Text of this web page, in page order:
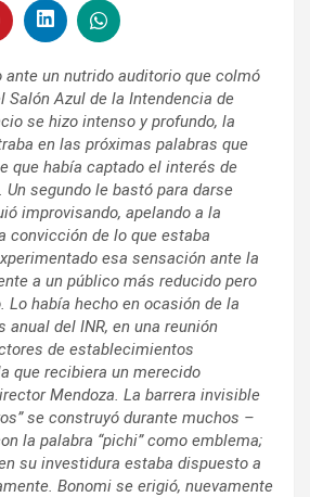
ante un nutrido auditorio que colmó
Azul de la Intendencia de
se hizo intenso y profundo, la
en las próximas palabras que
que había captado el interés de
segundo le bastó para darse
improvisando, apelando a la
convicción de lo que estaba
esa sensación ante la
a un público más reducido pero
Lo había hecho en ocasión de la
anual del INR, en una reunión
de establecimientos
que recibiera un merecido
Mendoza. La barrera invisible
se construyó durante muchos –
la palabra “pichi” como emblema;
su investidura estaba dispuesto a
Bonomi se erigió, nuevamente